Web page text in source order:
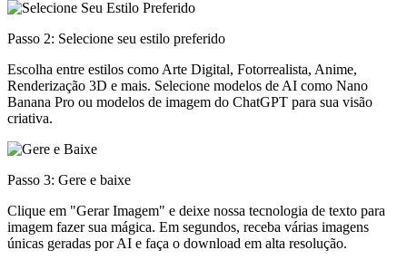
Passo 2: Selecione seu estilo preferido
Escolha entre estilos como Arte Digital, Fotorrealista, Anime,
Renderização 3D e mais. Selecione modelos de AI como Nano
Banana Pro ou modelos de imagem do ChatGPT para sua visão
criativa.
Passo 3: Gere e baixe
Clique em "Gerar Imagem" e deixe nossa tecnologia de texto para
imagem fazer sua mágica. Em segundos, receba várias imagens
únicas geradas por AI e faça o download em alta resolução.